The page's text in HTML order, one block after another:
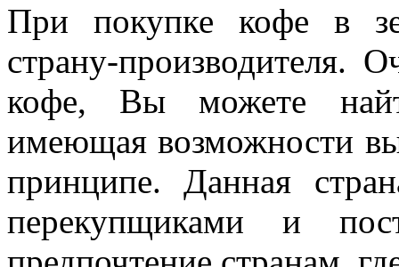
При покупке кофе в
страну-производителя.
кофе, Вы можете
имеющая возможности
принципе. Данная
перекупщиками и